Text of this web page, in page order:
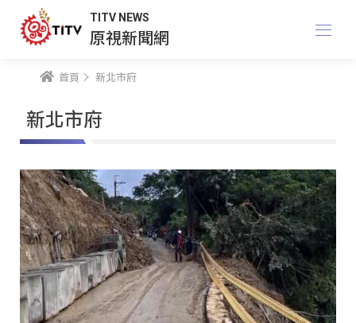
TITV NEWS
原視新聞網
首頁 新北市府
新北市府